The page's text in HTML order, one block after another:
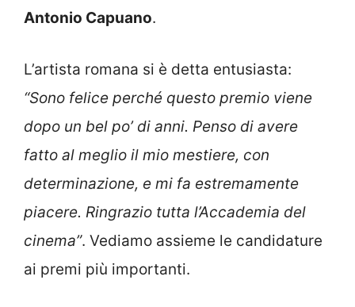
Antonio Capuano.
L’artista romana si è detta entusiasta:
“Sono felice perché questo premio viene
dopo un bel po’ di anni. Penso di avere
fatto al meglio il mio mestiere, con
determinazione, e mi fa estremamente
piacere. Ringrazio tutta l’Accademia del
cinema”. Vediamo assieme le candidature
ai premi più importanti.